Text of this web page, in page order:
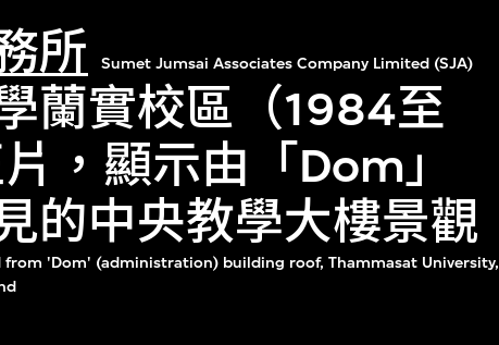
所 Sumet Jumsai Associates Company Limited (SJA)
蘭實校區（1984至
，顯示由「Dom」
的中央教學大樓景觀
'Dom' (administration) building roof, Thammasat University,